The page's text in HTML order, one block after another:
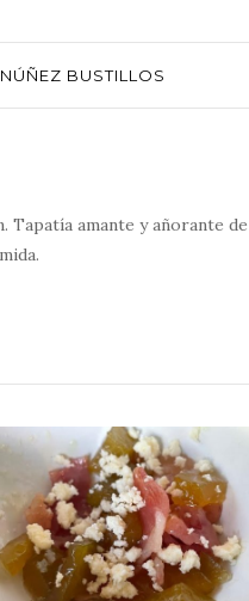
BUSTILLOS
Tapatía amante y añorante de